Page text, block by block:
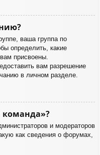
ваша группа по
определить, какие
присвоены.
вам разрешение
в личном разделе.
команда»?
и модераторов
как сведения о форумах,